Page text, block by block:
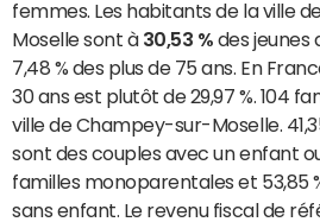
femmes. Les habitants de la ville
Moselle sont à 30,53 % des jeunes
7,48 % des plus de 75 ans. En
30 ans est plutôt de 29,97 %. 104
ville de Champey-sur-Moselle.
sont des couples avec un enfant
familles monoparentales et 53,85
sans enfant. Le revenu fiscal de